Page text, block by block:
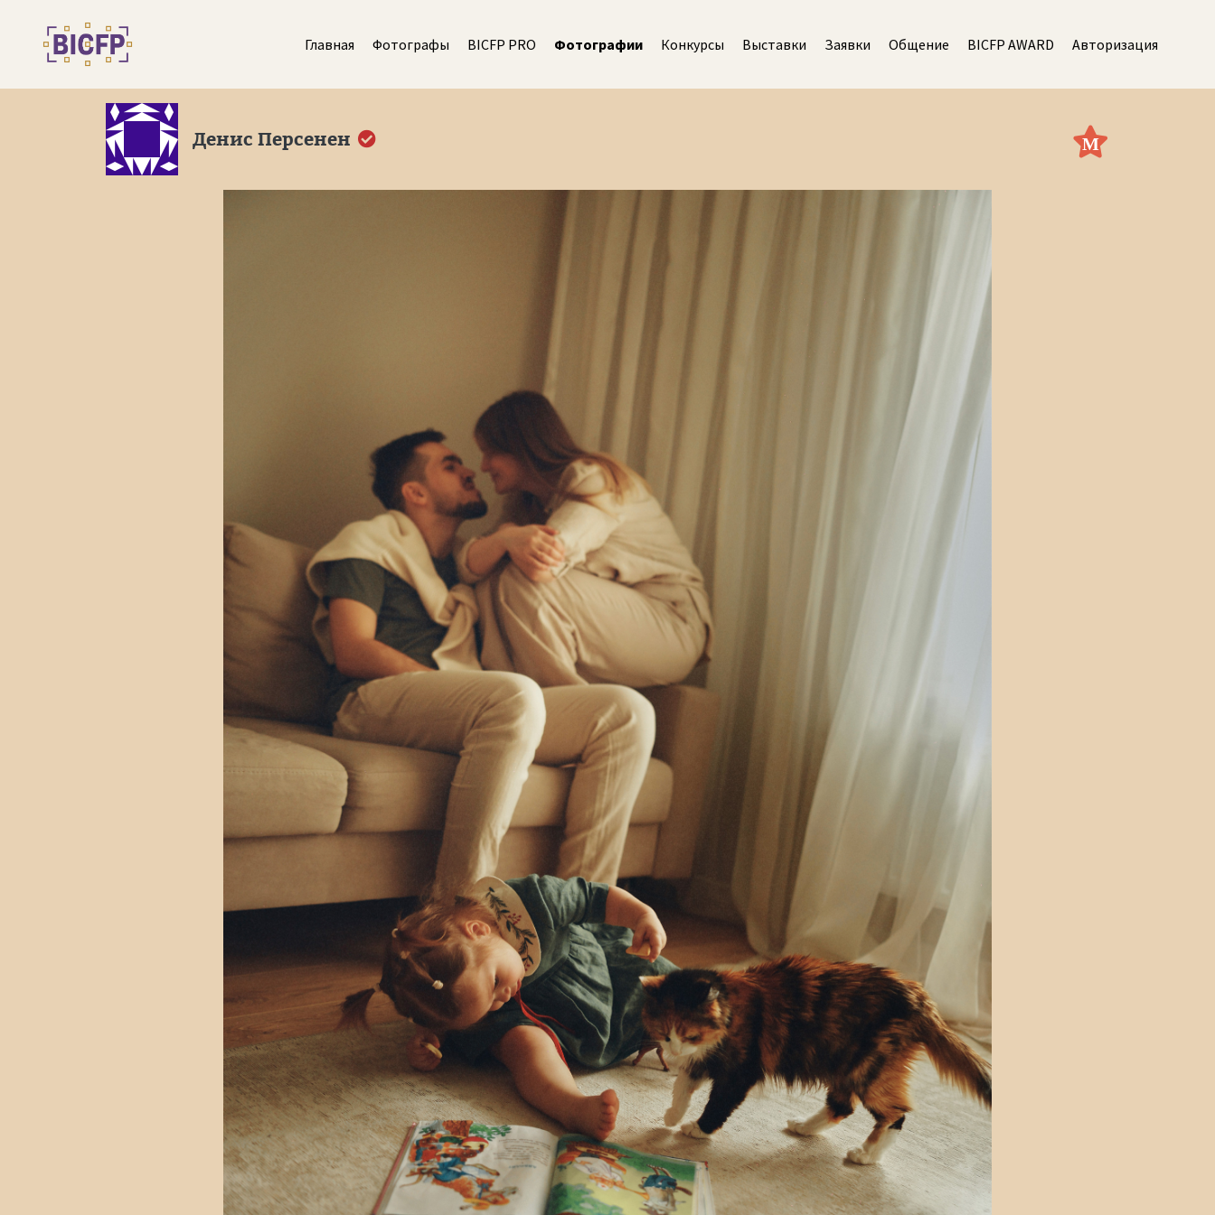
Главная Фотографы BICFP PRO Фотографии Конкурсы Выставки Заявки Общение BICFP AWARD Авторизация
Денис Персенен М